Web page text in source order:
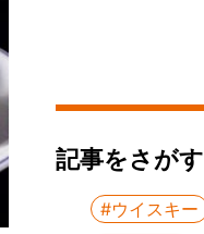
記事をさがす
#ウイスキー